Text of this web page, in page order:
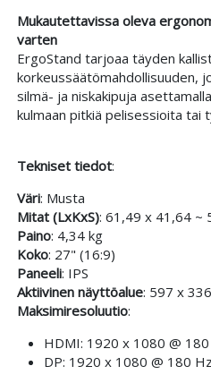
Mukautettavissa oleva
varten
ErgoStand tarjoaa täyden
korkeussäätömahdollisuuden,
silmä- ja niskakipuja
kulmaan pitkiä pelisessioita tai
Tekniset tiedot:
Väri: Musta
Mitat (LxKxS): 61,49 x 41,64 ~
Paino: 4,34 kg
Koko: 27" (16:9)
Paneeli: IPS
Aktiivinen näyttöalue: 597 x
Maksimiresoluutio:
HDMI: 1920 x 1080 @
DP: 1920 x 1080 @ 180 Hz